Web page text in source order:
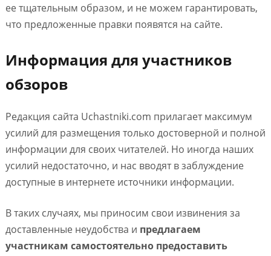
ее тщательным образом, и не можем гарантировать,
что предложенные правки появятся на сайте.
Информация для участников
обзоров
Редакция сайта Uchastniki.com прилагает максимум
усилий для размещения только достоверной и полной
информации для своих читателей. Но иногда наших
усилий недостаточно, и нас вводят в заблуждение
доступные в интернете источники информации.
В таких случаях, мы приносим свои извинения за
доставленные неудобства и предлагаем
участникам самостоятельно предоставить